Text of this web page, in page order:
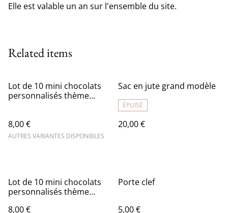
Elle est valable un an sur l'ensemble du site.
Related items
Lot de 10 mini chocolats
personnalisés thème
8,00 €
AUTRES VARIANTES DISPONIBLES
Sac en jute grand modèle
ÉPUISÉ
20,00 €
Lot de 10 mini chocolats
personnalisés thème
8,00 €
Porte clef
5,00 €